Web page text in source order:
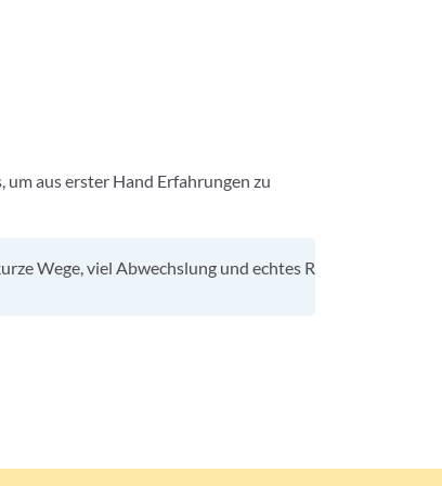
aus erster Hand Erfahrungen zu
Wege, viel Abwechslung und echtes Robinson